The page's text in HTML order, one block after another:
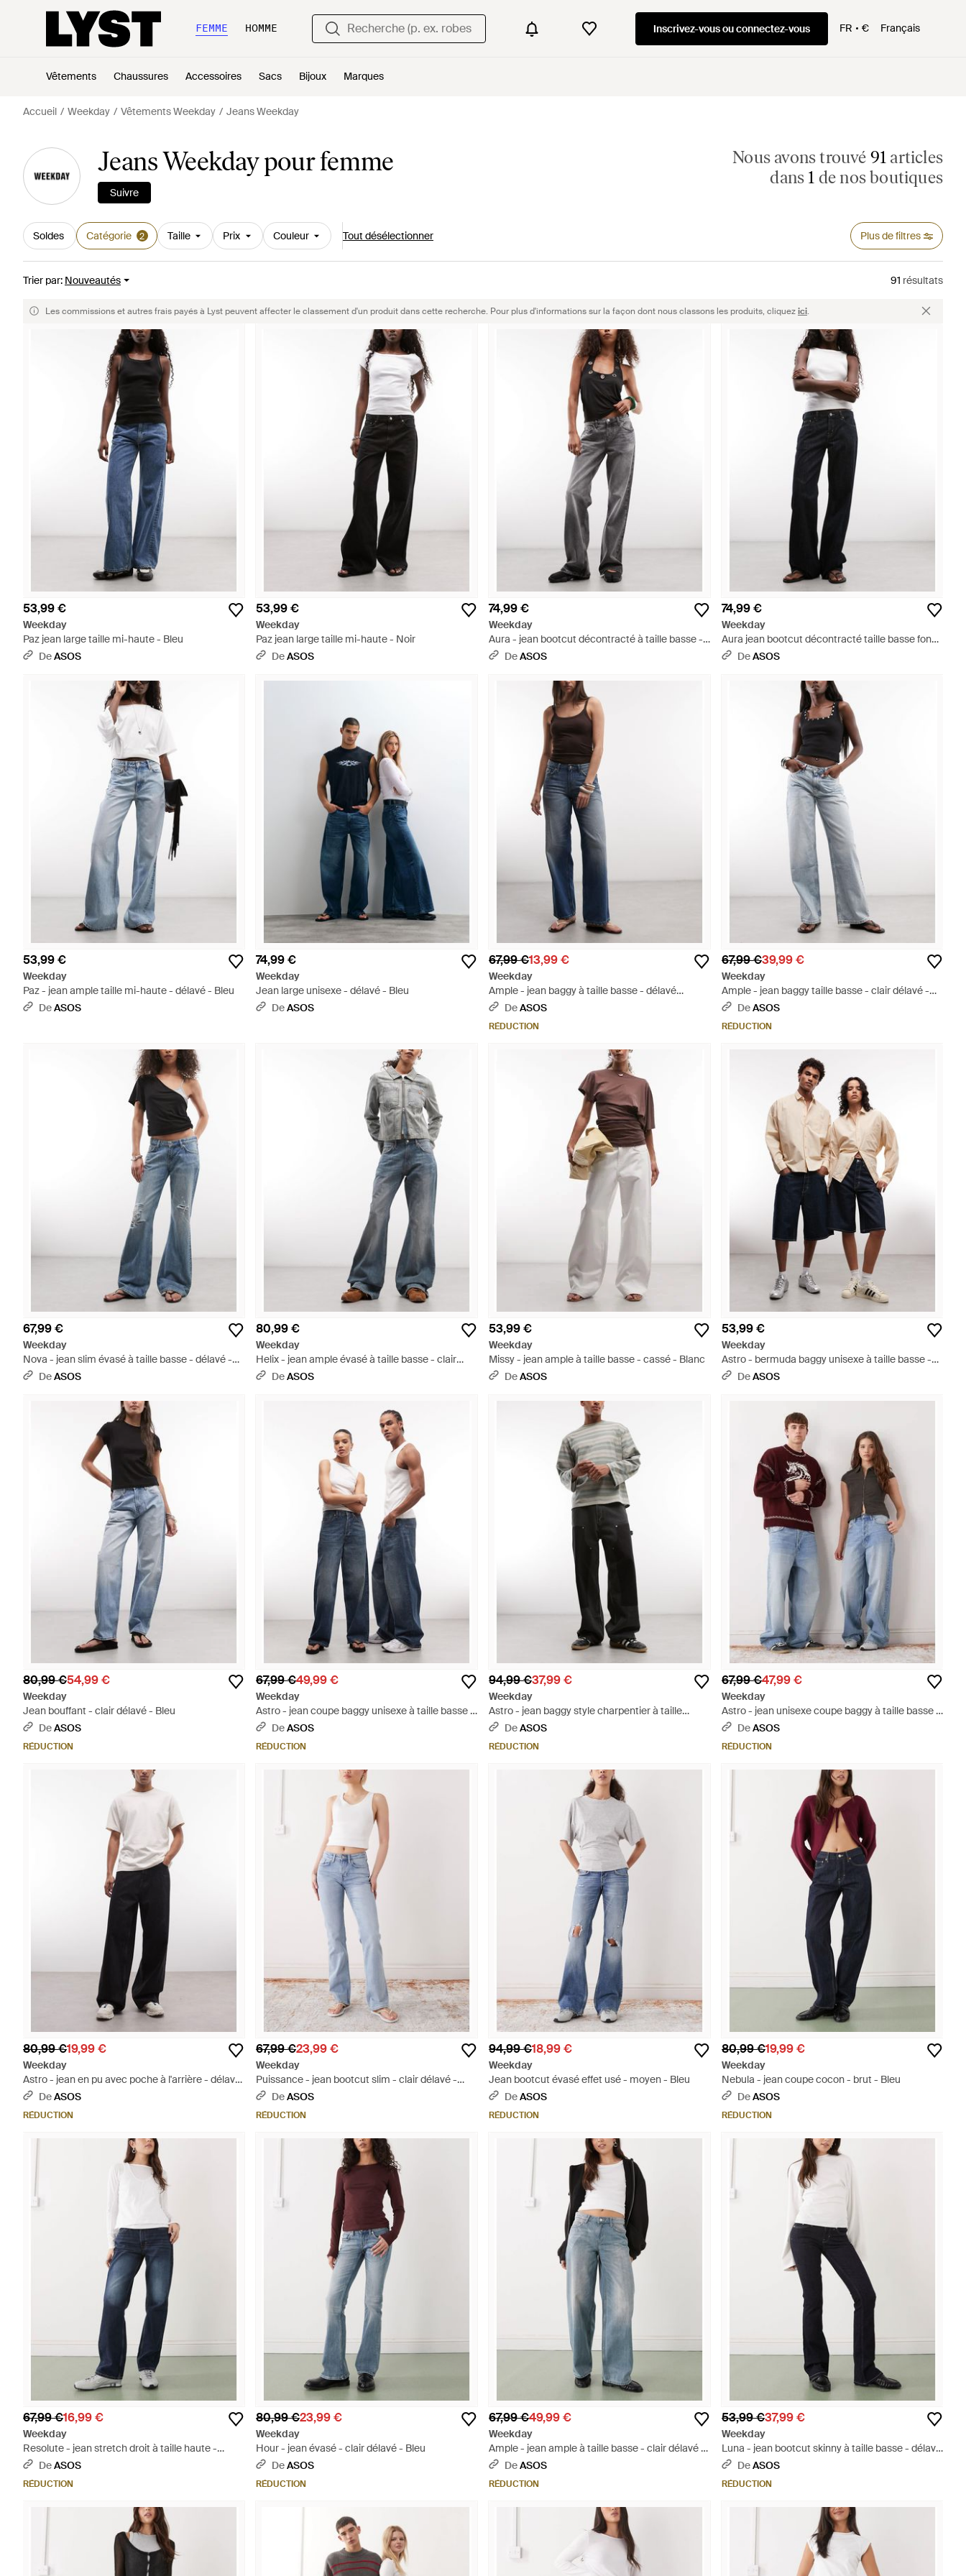
FEMME HOMME Inscrivez-vous ou connectez-vous FR € Français
Vêtements Chaussures Accessoires Sacs Bijoux Marques
Accueil Weekday Vêtements Weekday Jeans Weekday
Jeans Weekday pour femme
Suivre
Nous avons trouvé 91 articles
dans 1 de nos boutiques
Soldes Catégorie 2 Taille Prix Couleur Tout désélectionner Plus de filtres
Trier par: Nouveautés 91 résultats
Les commissions et autres frais payés à Lyst peuvent affecter le classement d'un produit dans cette recherche. Pour plus d'informations sur la façon dont nous classons les produits, cliquezici.
53,99 €
Weekday
Paz jean large taille mi-haute - Bleu
DeASOS
53,99 €
Weekday
Paz jean large taille mi-haute - Noir
DeASOS
74,99 €
Weekday
Aura - jean bootcut décontracté à taille basse -
délavé - Multicolore
DeASOS
74,99 €
Weekday
Aura jean bootcut décontracté taille basse foncé
délavé - Bleu
DeASOS
53,99 €
Weekday
Paz - jean ample taille mi-haute - délavé - Bleu
DeASOS
74,99 €
Weekday
Jean large unisexe - délavé - Bleu
DeASOS
67,99 €13,99 €
Weekday
Ample - jean baggy à taille basse - délavé
vintage contrastant - Bleu
DeASOS
RÉDUCTION
67,99 €39,99 €
Weekday
Ample - jean baggy taille basse - clair délavé -
BleuDeASOS
RÉDUCTION
67,99 €
Weekday
Nova - jean slim évasé à taille basse - délavé -
BleuDeASOS
80,99 €
Weekday
Helix - jean ample évasé à taille basse - clair
délavé - Gris
DeASOS
53,99 €
Weekday
Missy - jean ample à taille basse - cassé - Blanc
DeASOS
53,99 €
Weekday
Astro - bermuda baggy unisexe à taille basse -
délavé - Noir
DeASOS
80,99 €54,99 €
Weekday
Jean bouffant - clair délavé - Bleu
DeASOS
RÉDUCTION
67,99 €49,99 €
Weekday
Astro - jean coupe baggy unisexe à taille basse -
délavé - Bleu
DeASOS
RÉDUCTION
94,99 €37,99 €
Weekday
Astro - jean baggy style charpentier à taille
basse avec passants - Noir
DeASOS
RÉDUCTION
67,99 €47,99 €
Weekday
Astro - jean unisexe coupe baggy à taille basse -
foncé délavé - Bleu
DeASOS
RÉDUCTION
80,99 €19,99 €
Weekday
Astro - jean en pu avec poche à l'arrière - délavé
- Blanc
DeASOS
RÉDUCTION
67,99 €23,99 €
Weekday
Puissance - jean bootcut slim - clair délavé -
BleuDeASOS
RÉDUCTION
94,99 €18,99 €
Weekday
Jean bootcut évasé effet usé - moyen - Bleu
DeASOS
RÉDUCTION
80,99 €19,99 €
Weekday
Nebula - jean coupe cocon - brut - Bleu
DeASOS
RÉDUCTION
67,99 €16,99 €
Weekday
Resolute - jean stretch droit à taille haute -
foncé délavé - Bleu
DeASOS
RÉDUCTION
80,99 €23,99 €
Weekday
Hour - jean évasé - clair délavé - Bleu
DeASOS
RÉDUCTION
67,99 €49,99 €
Weekday
Ample - jean ample à taille basse - clair délavé -
BleuDeASOS
RÉDUCTION
53,99 €37,99 €
Weekday
Luna - jean bootcut skinny à taille basse - délavé
foncé - Blanc
DeASOS
RÉDUCTION